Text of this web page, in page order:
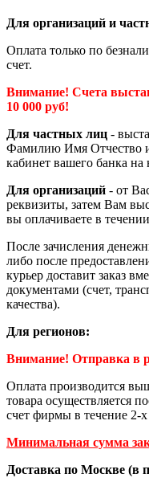
Для организаций и
Оплата только по
счет.
Внимание! Счета
10 000 руб!
Для частных лиц -
Фамилию Имя Отчество
кабинет вашего банка
Для организаций - от
реквизиты, затем Вам
вы оплачиваете в
После зачисления
либо после
курьер доставит заказ
документами (счет,
качества).
Для регионов:
Внимание! Отправка в
Оплата производится
товара осуществляется
счет фирмы в течение 2-
Минимальная сумма
Доставка по Москве (в